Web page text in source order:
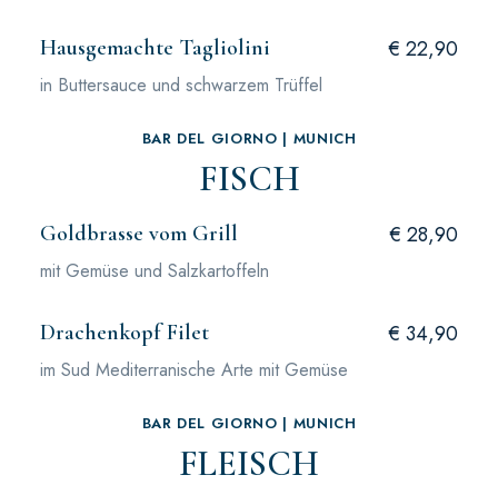
Hausgemachte Tagliolini € 22,90
in Buttersauce und schwarzem Trüffel
BAR DEL GIORNO | MUNICH
FISCH
Goldbrasse vom Grill € 28,90
mit Gemüse und Salzkartoffeln
Drachenkopf Filet € 34,90
im Sud Mediterranische Arte mit Gemüse
BAR DEL GIORNO | MUNICH
FLEISCH